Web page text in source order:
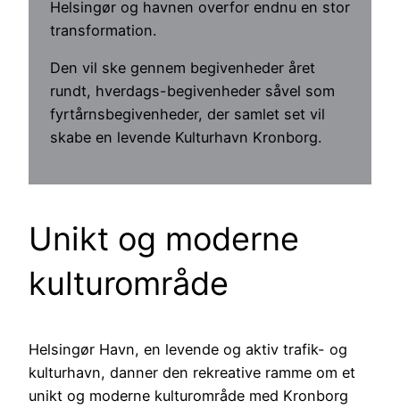
Helsingør og havnen overfor endnu en stor
transformation.
Den vil ske gennem begivenheder året
rundt, hverdags-begivenheder såvel som
fyrtårnsbegivenheder, der samlet set vil
skabe en levende Kulturhavn Kronborg.
Unikt og moderne
kulturområde
Helsingør Havn, en levende og aktiv trafik- og
kulturhavn, danner den rekreative ramme om et
unikt og moderne kulturområde med Kronborg